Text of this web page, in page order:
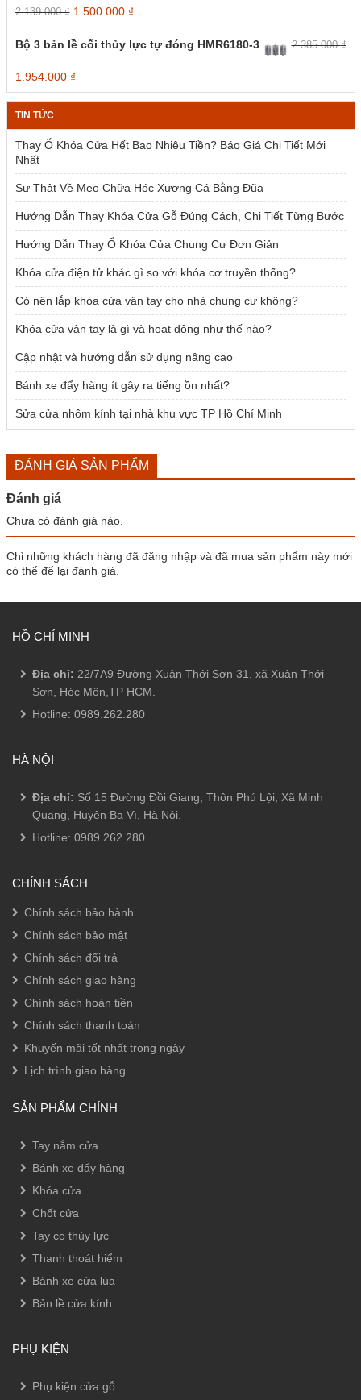
2.139.000₫ Giá
gốc
là:
2.139.000 ₫.
1.500.000 ₫Giá
hiện
là:
Bộ 3 bản lề cối thủy lực tự đóng HMR6180-3 2.385.000₫
Giá
gốc
là:
2.385.000 ₫.
1.954.000 ₫Giá
hiện
tại
1.954.000 ₫.
TIN TỨC
Thay Ổ Khóa Cửa Hết Bao Nhiêu Tiền? Báo Giá Chi Tiết Mới
Nhất
Sự Thật Về Mẹo Chữa Hóc Xương Cá Bằng Đũa
Hướng Dẫn Thay Khóa Cửa Gỗ Đúng Cách, Chi Tiết Từng Bước
Hướng Dẫn Thay Ổ Khóa Cửa Chung Cư Đơn Giản
Khóa cửa điện tử khác gì so với khóa cơ truyền thống?
Có nên lắp khóa cửa vân tay cho nhà chung cư không?
Khóa cửa vân tay là gì và hoạt động như thế nào?
Cập nhật và hướng dẫn sử dụng nâng cao
Bánh xe đẩy hàng ít gây ra tiếng ồn nhất?
Sửa cửa nhôm kính tại nhà khu vực TP Hồ Chí Minh
ĐÁNH GIÁ SẢN PHẨM
Đánh giá
Chưa có đánh giá nào.
Chỉ những khách hàng đã đăng nhập và đã mua sản phẩm này mới
có thể để lại đánh giá.
HỒ CHÍ MINH
Địa chỉ: 22/7A9 Đường Xuân Thới Sơn 31, xã Xuân Thới
Sơn, Hóc Môn,TP HCM.
Hotline: 0989.262.280
HÀ NỘI
Địa chỉ: Số 15 Đường Đồi Giang, Thôn Phú Lội, Xã Minh
Quang, Huyện Ba Vì, Hà Nội.
Hotline: 0989.262.280
CHÍNH SÁCH
Chính sách bảo hành
Chính sách bảo mật
Chính sách đổi trả
Chính sách giao hàng
Chính sách hoàn tiền
Chính sách thanh toán
Khuyến mãi tốt nhất trong ngày
Lịch trình giao hàng
SẢN PHẨM CHÍNH
Tay nắm cửa
Bánh xe đẩy hàng
Khóa cửa
Chốt cửa
Tay co thủy lực
Thanh thoát hiểm
Bánh xe cửa lùa
Bản lề cửa kính
PHỤ KIỆN
Phụ kiện cửa gỗ